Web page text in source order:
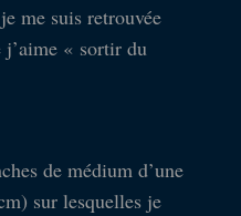
me suis retrouvée
« sortir du
de médium d’une
sur lesquelles je